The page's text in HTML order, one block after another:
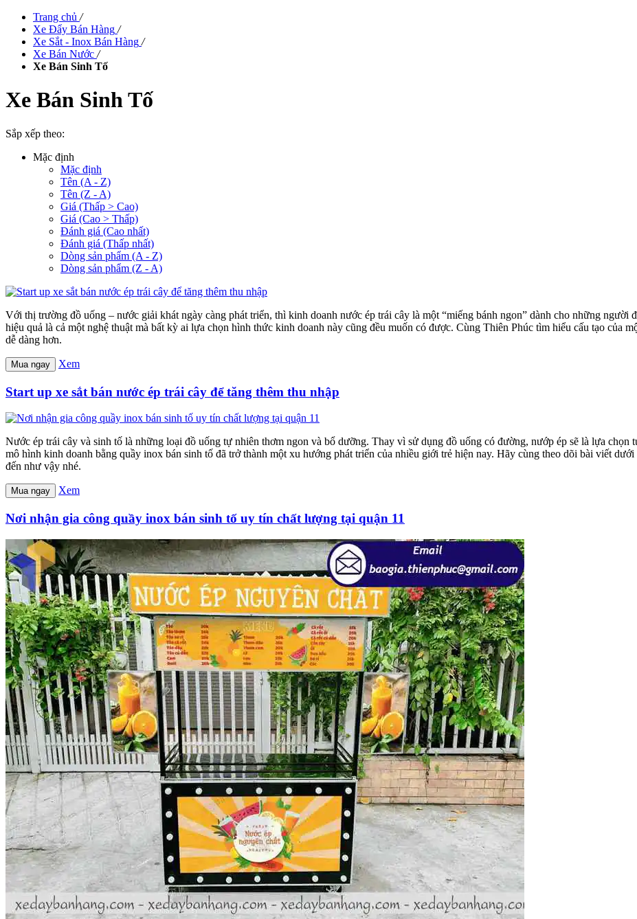
Trang chủ /
Xe Đẩy Bán Hàng /
Xe Sắt - Inox Bán Hàng /
Xe Bán Nước /
Xe Bán Sinh Tố
Xe Bán Sinh Tố
Sắp xếp theo:
Mặc định
Mặc định
Tên (A - Z)
Tên (Z - A)
Giá (Thấp > Cao)
Giá (Cao > Thấp)
Đánh giá (Cao nhất)
Đánh giá (Thấp nhất)
Dòng sản phẩm (A - Z)
Dòng sản phẩm (Z - A)
Với thị trường đồ uống – nước giải khát ngày càng phát triển, thì kinh doanh nước ép trái cây là một “miếng bánh ngon” dành cho những người
hiệu quả là cả một nghệ thuật mà bất kỳ ai lựa chọn hình thức kinh doanh này cũng đều muốn có được. Cùng Thiên Phúc tìm hiểu cấu tạo của
dễ dàng hơn.
Mua ngay Xem
Start up xe sắt bán nước ép trái cây để tăng thêm thu nhập
Nước ép trái cây và sinh tố là những loại đồ uống tự nhiên thơm ngon và bổ dưỡng. Thay vì sử dụng đồ uống có đường, nướp ép sẽ là lựa
mô hình kinh doanh bằng quầy inox bán sinh tố đã trở thành một xu hướng phát triển của nhiều giới trẻ hiện nay. Hãy cùng theo dõi bài viết
đến như vậy nhé.
Mua ngay Xem
Nơi nhận gia công quầy inox bán sinh tố uy tín chất lượng tại quận 11